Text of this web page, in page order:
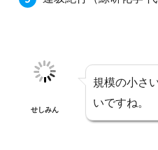
せしみん
規模の小さ
いですね。